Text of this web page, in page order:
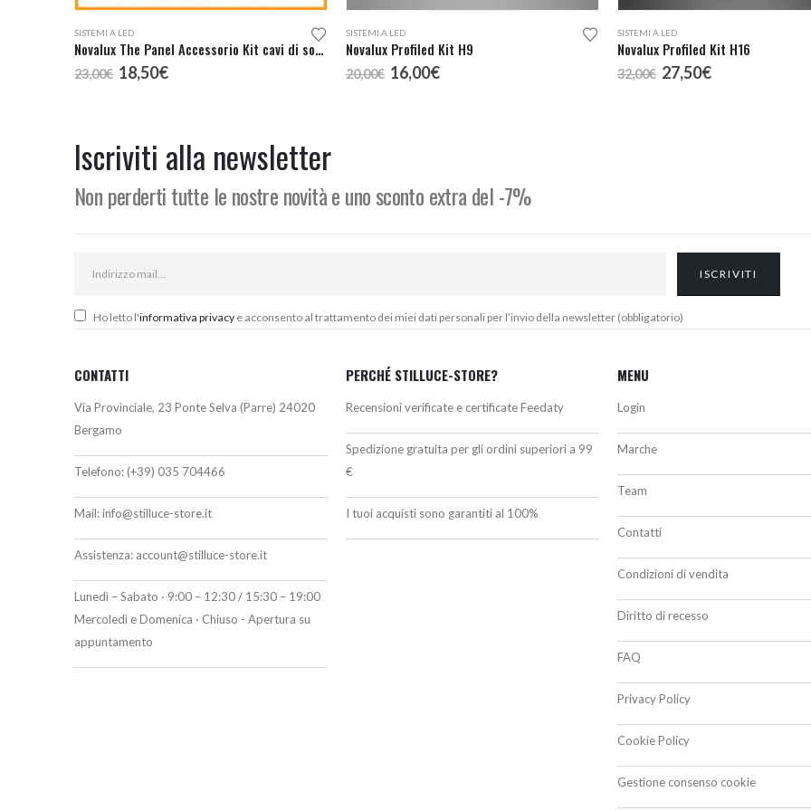
SISTEMI A LED
Novalux The Panel Accessorio Kit cavi di sospensione cod. 16223.99
23,00€ Il
prezzo
18,50€Il
SISTEMI A LED
Novalux Profiled Kit H9
20,00€ Il
prezzo
16,00€Il
SISTEMI A LED
Novalux Profiled Kit H16
32,00€ Il
prezzo
27,50€Il
Iscriviti alla newsletter
Non perderti tutte le nostre novità e uno sconto extra del -7%
Ho letto l'informativa privacy e acconsento al trattamento dei miei dati personali per l’invio della newsletter (obbligatorio)
CONTATTI
Via Provinciale, 23 Ponte Selva (Parre) 24020
Bergamo
Telefono: (+39) 035 704466
Mail:info@stilluce-store.it
Assistenza: account@stilluce-store.it
Lunedì – Sabato · 9:00 – 12:30 / 15:30 – 19:00
Mercoledì e Domenica · Chiuso - Apertura su
appuntamento
PERCHÉ STILLUCE-STORE?
Recensioni verificate e certificate Feedaty
Spedizione gratuita per gli ordini superiori a 99
€
I tuoi acquisti sono garantiti al 100%
MENU
Login
Marche
Team
Contatti
Condizioni di vendita
Diritto di recesso
FAQ
Privacy Policy
Cookie Policy
Gestione consenso cookie